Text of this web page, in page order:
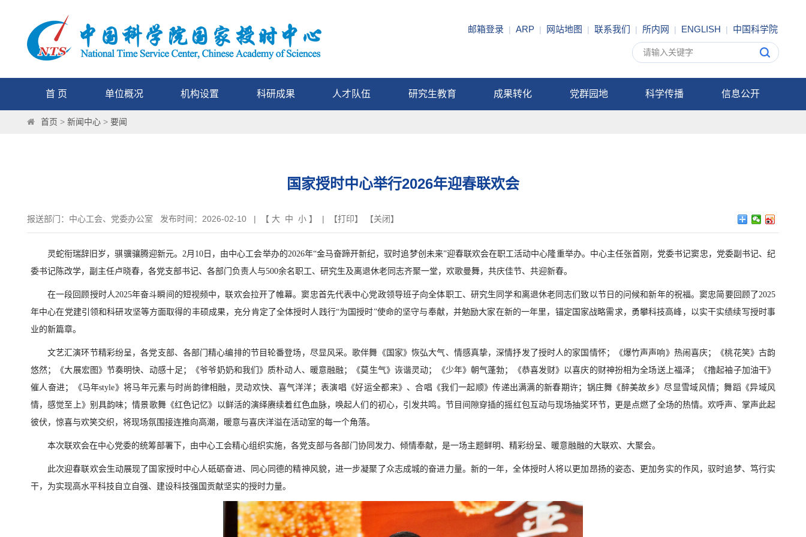
邮箱登录 | ARP | 网站地图 | 联系我们 | 所内网 | ENGLISH | 中国科学院
首 页 单位概况 机构设置 科研成果 人才队伍 研究生教育 成果转化 党群园地 科学传播 信息公开
首页 > 新闻中心 > 要闻
国家授时中心举行2026年迎春联欢会
报送部门：中心工会、党委办公室 发布时间：2026-02-10 | 【 大 中 小 】 | 【打印】 【关闭】
灵蛇衔瑞辞旧岁，骐骥骧腾迎新元。2月10日，由中心工会举办的2026年“金马奋蹄开新纪，驭时追梦创未来”迎春联欢会在职工活动中心隆重举办。中心主任张首刚，党委书记窦忠，党委副书记、纪
委书记陈改学，副主任卢晓春，各党支部书记、各部门负责人与500余名职工、研究生及离退休老同志齐聚一堂，欢歌曼舞，共庆佳节、共迎新春。
在一段回顾授时人2025年奋斗瞬间的短视频中，联欢会拉开了帷幕。窦忠首先代表中心党政领导班子向全体职工、研究生同学和离退休老同志们致以节日的问候和新年的祝福。窦忠简要回顾了2025
年中心在党建引领和科研攻坚等方面取得的丰硕成果，充分肯定了全体授时人践行“为国授时”使命的坚守与奉献，并勉励大家在新的一年里，锚定国家战略需求，勇攀科技高峰，以实干实绩续写授时事
业的新篇章。
文艺汇演环节精彩纷呈，各党支部、各部门精心编排的节目轮番登场，尽显风采。歌伴舞《国家》恢弘大气、情感真挚，深情抒发了授时人的家国情怀；《爆竹声声响》热闹喜庆；《桃花笑》古韵
悠然；《大展宏图》节奏明快、动感十足；《爷爷奶奶和我们》质朴动人、暖意融融；《莫生气》诙谐灵动；《少年》朝气蓬勃；《恭喜发财》以喜庆的财神扮相为全场送上福泽；《撸起袖子加油干》
催人奋进；《马年style》将马年元素与时尚韵律相融，灵动欢快、喜气洋洋；表演唱《好运全都来》、合唱《我们一起顺》传递出满满的新春期许；锅庄舞《醉美故乡》尽显雪域风情；舞蹈《异域风
情，感觉至上》别具韵味；情景歌舞《红色记忆》以鲜活的演绎赓续着红色血脉，唤起人们的初心，引发共鸣。节目间隙穿插的摇红包互动与现场抽奖环节，更是点燃了全场的热情。欢呼声、掌声此起
彼伏，惊喜与欢笑交织，将现场氛围接连推向高潮，暖意与喜庆洋溢在活动室的每一个角落。
本次联欢会在中心党委的统筹部署下，由中心工会精心组织实施，各党支部与各部门协同发力、倾情奉献，是一场主题鲜明、精彩纷呈、暖意融融的大联欢、大聚会。
此次迎春联欢会生动展现了国家授时中心人砥砺奋进、同心同德的精神风貌，进一步凝聚了众志成城的奋进力量。新的一年，全体授时人将以更加昂扬的姿态、更加务实的作风，驭时追梦、笃行实
干，为实现高水平科技自立自强、建设科技强国贡献坚实的授时力量。